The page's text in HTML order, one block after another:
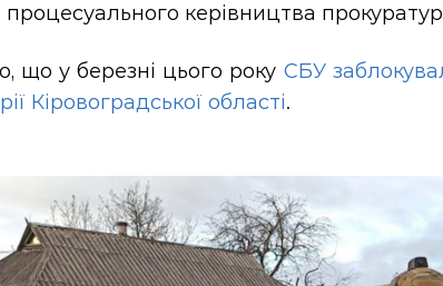
процесуального керівництва
що у березні цього року СБУ
Кіровоградської області.